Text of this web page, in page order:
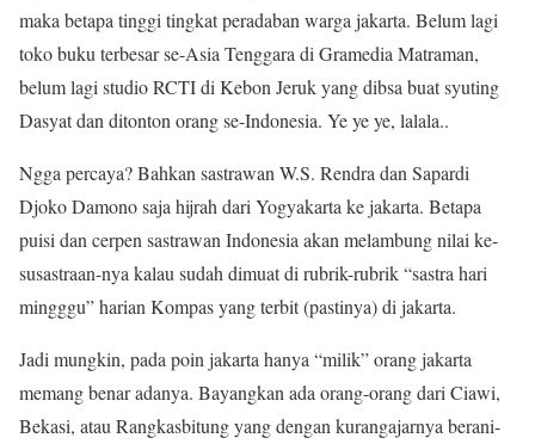
maka betapa tinggi tingkat peradaban warga jakarta. Belum lagi
toko buku terbesar se-Asia Tenggara di Gramedia Matraman,
belum lagi studio RCTI di Kebon Jeruk yang dibsa buat syuting
Dasyat dan ditonton orang se-Indonesia. Ye ye ye, lalala..
Ngga percaya? Bahkan sastrawan W.S. Rendra dan Sapardi
Djoko Damono saja hijrah dari Yogyakarta ke jakarta. Betapa
puisi dan cerpen sastrawan Indonesia akan melambung nilai ke-
susastraan-nya kalau sudah dimuat di rubrik-rubrik “sastra hari
mingggu” harian Kompas yang terbit (pastinya) di jakarta.
Jadi mungkin, pada poin jakarta hanya “milik” orang jakarta
memang benar adanya. Bayangkan ada orang-orang dari Ciawi,
Bekasi, atau Rangkasbitung yang dengan kurangajarnya berani-